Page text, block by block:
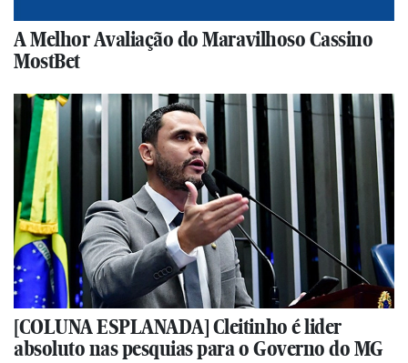
A Melhor Avaliação do Maravilhoso Cassino
MostBet
[COLUNA ESPLANADA] Cleitinho é lider
absoluto nas pesquias para o Governo do MG